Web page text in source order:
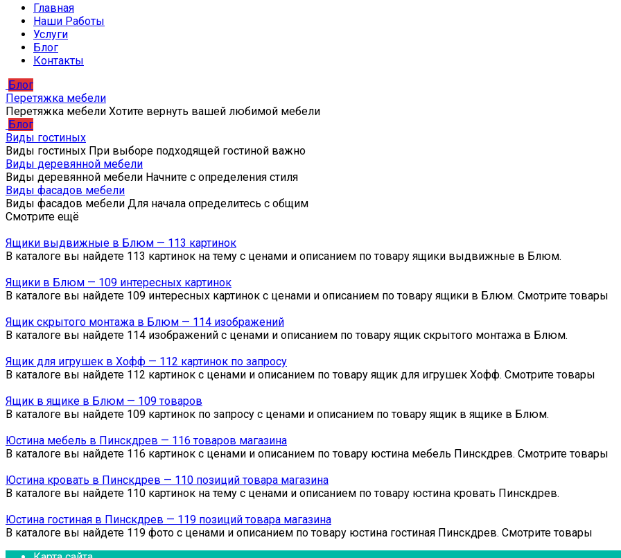
Главная
Наши Работы
Услуги
Блог
Контакты
Блог
Перетяжка мебели
Перетяжка мебели Хотите вернуть вашей любимой мебели
Блог
Виды гостиных
Виды гостиных При выборе подходящей гостиной важно
Виды деревянной мебели
Виды деревянной мебели Начните с определения стиля
Виды фасадов мебели
Виды фасадов мебели Для начала определитесь с общим
Смотрите ещё
Ящики выдвижные в Блюм — 113 картинок
В каталоге вы найдете 113 картинок на тему с ценами и описанием по товару ящики выдвижные в Блюм.
Ящики в Блюм — 109 интересных картинок
В каталоге вы найдете 109 интересных картинок с ценами и описанием по товару ящики в Блюм. Смотрите товары
Ящик скрытого монтажа в Блюм — 114 изображений
В каталоге вы найдете 114 изображений с ценами и описанием по товару ящик скрытого монтажа в Блюм.
Ящик для игрушек в Хофф — 112 картинок по запросу
В каталоге вы найдете 112 картинок с ценами и описанием по товару ящик для игрушек Хофф. Смотрите товары
Ящик в ящике в Блюм — 109 товаров
В каталоге вы найдете 109 картинок по запросу с ценами и описанием по товару ящик в ящике в Блюм.
Юстина мебель в Пинскдрев — 116 товаров магазина
В каталоге вы найдете 116 картинок с ценами и описанием по товару юстина мебель Пинскдрев. Смотрите товары
Юстина кровать в Пинскдрев — 110 позиций товара магазина
В каталоге вы найдете 110 картинок на тему с ценами и описанием по товару юстина кровать Пинскдрев.
Юстина гостиная в Пинскдрев — 119 позиций товара магазина
В каталоге вы найдете 119 фото с ценами и описанием по товару юстина гостиная Пинскдрев. Смотрите товары